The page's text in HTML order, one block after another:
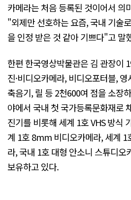
카메라는 처음 등록된 것이어서 의
"외제만 선호하는 요즘, 국내 기술
을 인정 받은 것 같아 기쁘다"고 말
한편 한국영상박물관은 김 관장이
진·비디오카메라, 비디오포터블,
축음기, 릴 등 2천600여 점을 소장
야에서 국내 첫 국가등록문화재로
진기를 비롯해 세계 1호 VHS 방식
계 1호 8mm 비디오카메라, 세계 1
라, 국내 1호 대형 안소니 스튜디오
보유하고 있다.